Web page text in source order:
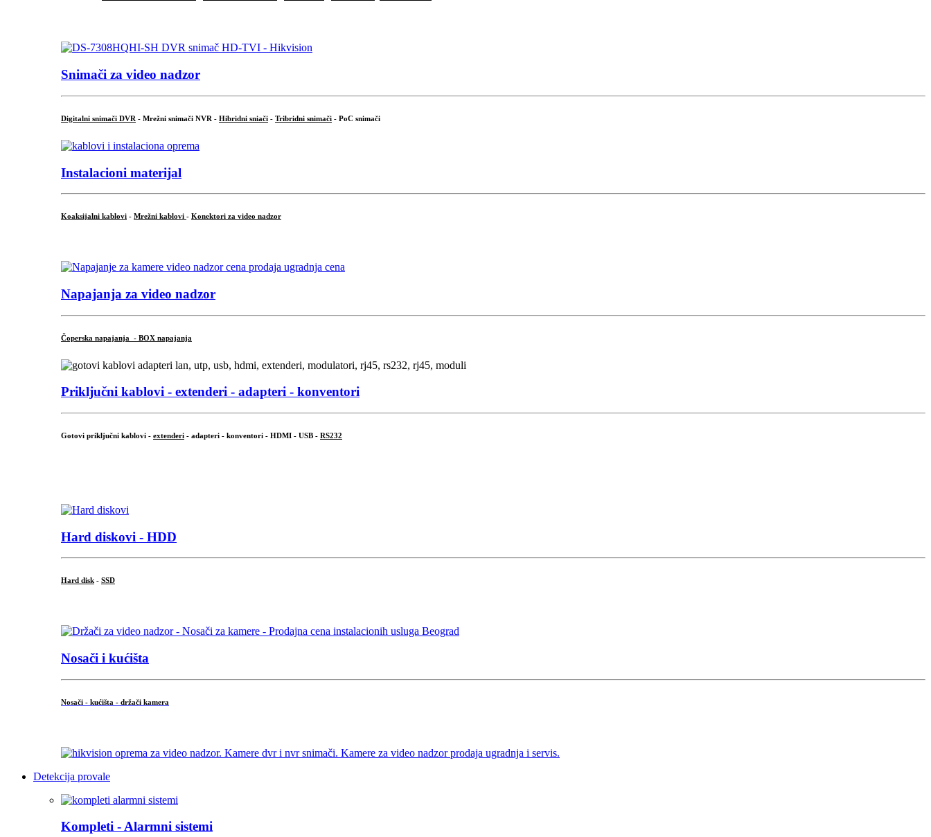
Snimači za video nadzor
Digitalni snimači DVR - Mrežni snimači NVR - Hibridni sniači - Tribridni snimači - PoC snimači
Instalacioni materijal
Koaksijalni kablovi - Mrežni kablovi - Konektori za video nadzor
Napajanja za video nadzor
Čoperska napajanja - BOX napajanja
Priključni kablovi - extenderi - adapteri - konventori
Gotovi priključni kablovi - extenderi - adapteri - konventori - HDMI - USB - RS232
Hard diskovi - HDD
Hard disk - SSD
Nosači i kućišta
Nosači - kućišta - držači kamera
Detekcija provale
Kompleti - Alarmni sistemi